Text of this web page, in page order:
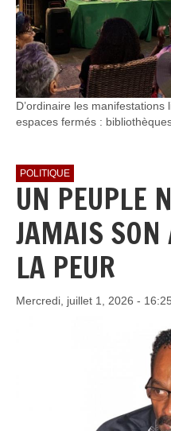
D’ordinaire les
espaces fermés :
POLITIQUE
UN PEUPLE
JAMAIS SON
LA PEUR
Mercredi, juillet 1, 2026 - 16:25